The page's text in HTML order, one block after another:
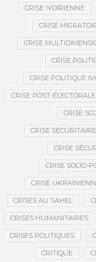
CRISE IVOIRIENNE
CRISE
CRISE
CRISE
CRISE POLITIQUE
CRISE POST-ÉLECTORALE
CRISE
CRISE
CRISE
CRISE SOCIO-
CRISE
CRISES AU SAHEL
CRISES HUMANITAIRES
CRISES POLITIQUES
CRITIQUE